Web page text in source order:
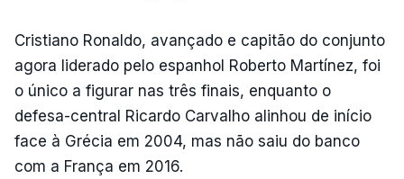
Cristiano Ronaldo, avançado e capitão do conjunto
agora liderado pelo espanhol Roberto Martínez, foi
o único a figurar nas três finais, enquanto o
defesa-central Ricardo Carvalho alinhou de início
face à Grécia em 2004, mas não saiu do banco
com a França em 2016.